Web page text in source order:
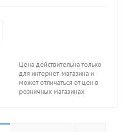
Цена действительна только
для интернет-магазина и
может отличаться от цен в
розничных магазинах